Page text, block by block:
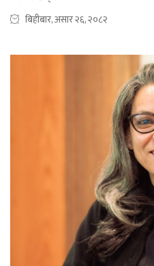
बिहीबार, असार २६, २०८२